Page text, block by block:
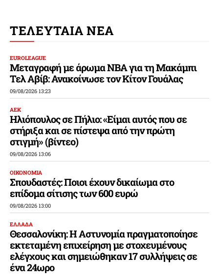
ΤΕΛΕΥΤΑΙΑ ΝΕΑ
EUROLEAGUE
Μεταγραφή με άρωμα NBA για τη Μακάμπι
Τελ Αβίβ: Ανακοίνωσε τον Κίτον Γουάλας
09/08/2026 13:23
ΑΕΚ
Ηλιόπουλος σε Πήλιο: «Είμαι αυτός που σε
στήριξα και σε πίστεψα από την πρώτη
στιγμή» (βίντεο)
09/08/2026 13:06
ΟΙΚΟΝΟΜΙΑ
Σπουδαστές: Ποιοι έχουν δικαίωμα στο
επίδομα σίτισης των 600 ευρώ
09/08/2026 13:00
ΕΛΛΑΔΑ
Θεσσαλονίκη: Η Αστυνομία πραγματοποίησε
εκτεταμένη επιχείρηση με στοχευμένους
ελέγχους και σημειώθηκαν 17 συλλήψεις σε
ένα 24ωρο